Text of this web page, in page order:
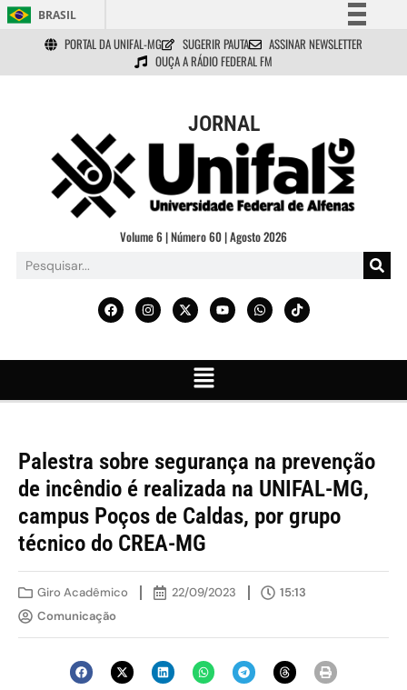
BRASIL
Simplifique!
Comunica BR
Acesso à informação
Legislação
Canais
PORTAL DA UNIFAL-MG SUGERIR PAUTA
ASSINAR NEWSLETTER
OUÇA A RÁDIO FEDERAL FM
JORNAL
Volume 6 | Número 60 | Agosto 2026
Palestra sobre segurança na prevenção
de incêndio é realizada na UNIFAL-MG,
campus Poços de Caldas, por grupo
técnico do CREA-MG
Giro Acadêmico 22/09/2023
15:13
Comunicação